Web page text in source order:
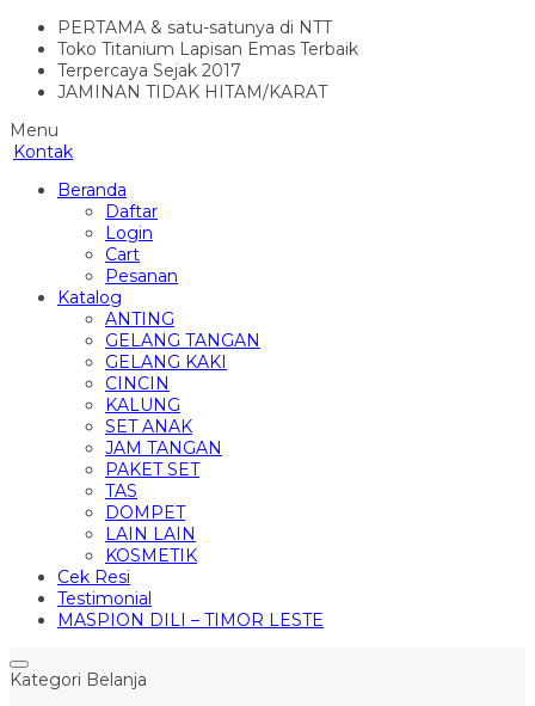
PERTAMA & satu-satunya di NTT
Toko Titanium Lapisan Emas Terbaik
Terpercaya Sejak 2017
JAMINAN TIDAK HITAM/KARAT
Menu
Kontak
Beranda
Daftar
Login
Cart
Pesanan
Katalog
ANTING
GELANG TANGAN
GELANG KAKI
CINCIN
KALUNG
SET ANAK
JAM TANGAN
PAKET SET
TAS
DOMPET
LAIN LAIN
KOSMETIK
Cek Resi
Testimonial
MASPION DILI – TIMOR LESTE
Kategori Belanja